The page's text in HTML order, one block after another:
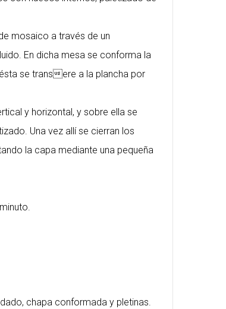
mosaico a través de un
En dicha mesa se conforma la
se transere a la plancha por
y horizontal, y sobre ella se
Una vez allí se cierran los
la capa mediante una pequeña
chapa conformada y pletinas.